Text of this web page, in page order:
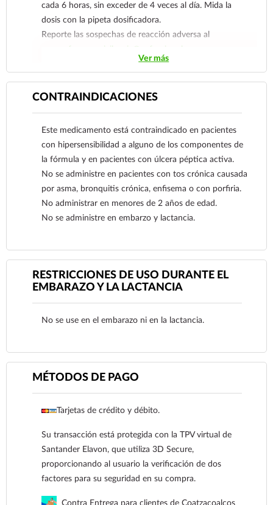
cada 6 horas, sin exceder de 4 veces al día. Mida la
dosis con la pipeta dosificadora.
Reporte las sospechas de reacción adversa al
farmacovigilancia@cofepris.gob.mx
Ver más
CONTRAINDICACIONES
Este medicamento está contraindicado en pacientes
con hipersensibilidad a alguno de los componentes de
la fórmula y en pacientes con úlcera péptica activa.
No se administre en pacientes con tos crónica causada
por asma, bronquitis crónica, enfisema o con porfiria.
No administrar en menores de 2 años de edad.
No se administre en embarzo y lactancia.
Ver más
RESTRICCIONES DE USO DURANTE EL
EMBARAZO Y LA LACTANCIA
No se use en el embarazo ni en la lactancia.
Ver más
MÉTODOS DE PAGO
Tarjetas de crédito y débito.
Su transacción está protegida con la TPV virtual de
Santander Elavon, que utiliza 3D Secure,
proporcionando al usuario la verificación de dos
factores para su seguridad en su compra.
Contra Entrega para clientes de Coatzacoalcos